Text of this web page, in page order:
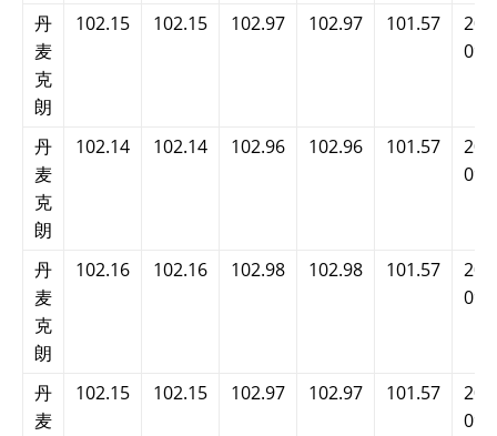
丹
麦
克
朗
102.15 102.15 102.97 102.97 101.57
丹
麦
克
朗
102.14 102.14 102.96 102.96 101.57
丹
麦
克
朗
102.16 102.16 102.98 102.98 101.57
丹
麦
102.15 102.15 102.97 102.97 101.57